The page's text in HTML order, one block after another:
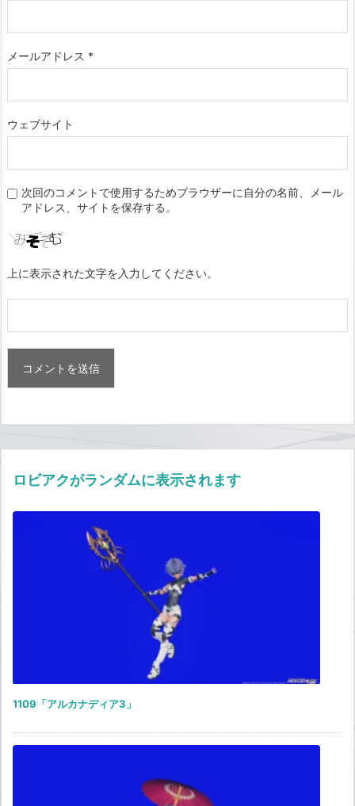
メールアドレス *
ウェブサイト
次回のコメントで使用するためブラウザーに自分の名前、メール
アドレス、サイトを保存する。
上に表示された文字を入力してください。
ロビアクがランダムに表示されます
1109「アルカナディア3」